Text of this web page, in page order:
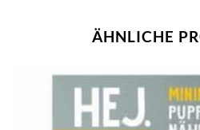
ÄHNLICHE